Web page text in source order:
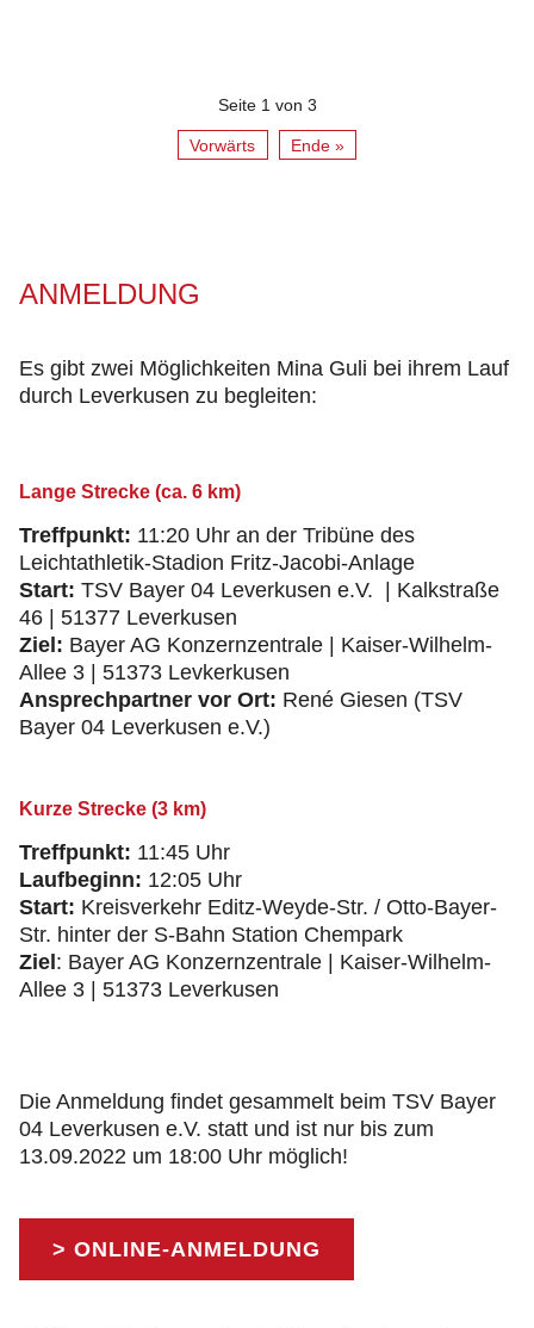
Seite 1 von 3
Vorwärts Ende »
ANMELDUNG
Es gibt zwei Möglichkeiten Mina Guli bei ihrem Lauf
durch Leverkusen zu begleiten:
Lange Strecke (ca. 6 km)
Treffpunkt: 11:20 Uhr an der Tribüne des
Leichtathletik-Stadion Fritz-Jacobi-Anlage
Start: TSV Bayer 04 Leverkusen e.V. | Kalkstraße
46 | 51377 Leverkusen
Ziel: Bayer AG Konzernzentrale | Kaiser-Wilhelm-
Allee 3 | 51373 Levkerkusen
Ansprechpartner vor Ort: René Giesen (TSV
Bayer 04 Leverkusen e.V.)
Kurze Strecke (3 km)
Treffpunkt: 11:45 Uhr
Laufbeginn: 12:05 Uhr
Start: Kreisverkehr Editz-Weyde-Str. / Otto-Bayer-
Str. hinter der S-Bahn Station Chempark
Ziel : Bayer AG Konzernzentrale | Kaiser-Wilhelm-
Allee 3 | 51373 Leverkusen
Die Anmeldung findet gesammelt beim TSV Bayer
04 Leverkusen e.V. statt und ist nur bis zum
13.09.2022 um 18:00 Uhr möglich!
> ONLINE-ANMELDUNG